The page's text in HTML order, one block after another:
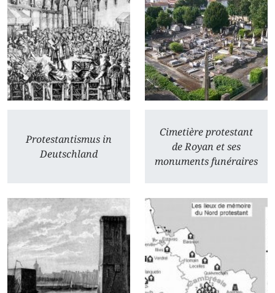
Protestantismus in
Deutschland
Cimetière protestant
de Royan et ses
monuments funéraires